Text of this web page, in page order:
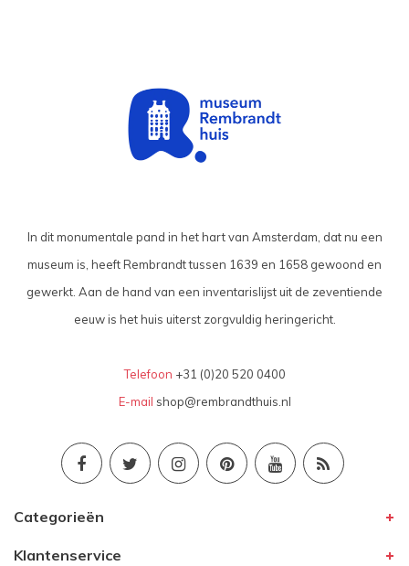
In dit monumentale pand in het hart van Amsterdam, dat nu een
museum is, heeft Rembrandt tussen 1639 en 1658 gewoond en
gewerkt. Aan de hand van een inventarislijst uit de zeventiende
eeuw is het huis uiterst zorgvuldig heringericht.
Telefoon +31 (0)20 520 0400
E-mail shop@rembrandthuis.nl
Categorieën
Klantenservice